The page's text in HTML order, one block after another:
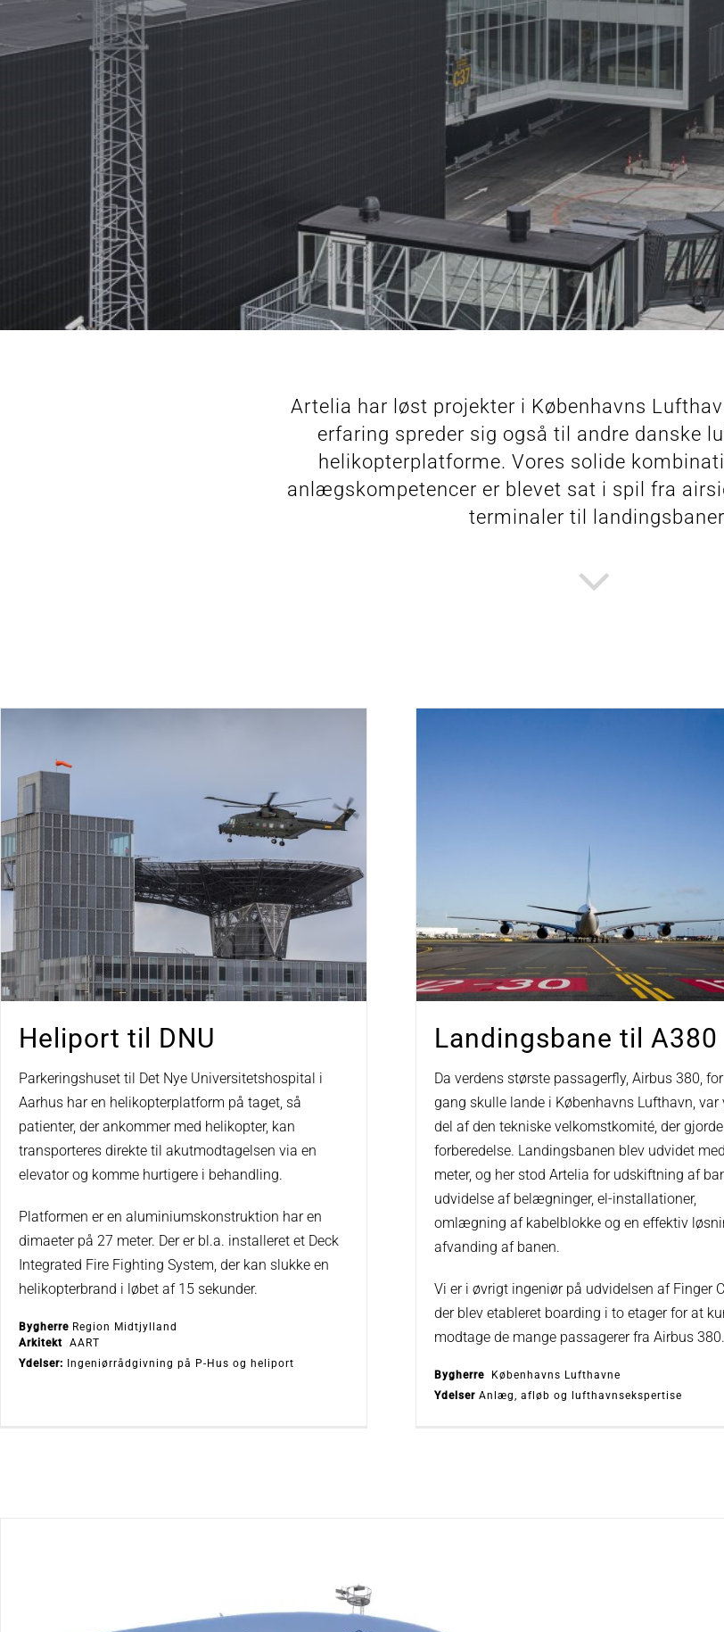
Artelia har løst projekter i Københavns
erfaring spreder sig også til andre danske
helikopterplatforme. Vores solide
anlægskompetencer er blevet sat i spil fra
terminaler til
Heliport til DNU
Parkeringshuset til Det Nye Universitetshospital i
Aarhus har en helikopterplatform på taget, så
patienter, der ankommer med helikopter, kan
transporteres direkte til akutmodtagelsen via en
elevator og komme hurtigere i behandling.
Platformen er en aluminiumskonstruktion har en
dimaeter på 27 meter. Der er bl.a. installeret et Deck
Integrated Fire Fighting System, der kan slukke en
helikopterbrand i løbet af 15 sekunder.
Bygherre Region Midtjylland
Arkitekt AART
Ydelser: Ingeniørrådgivning på P-Hus og heliport
Landingsbane til A380
Da verdens største passagerfly, Airbus 380,
gang skulle lande i Københavns Lufthavn, var
del af den tekniske velkomstkomité, der gjorde
forberedelse. Landingsbanen blev udvidet
meter, og her stod Artelia for udskiftning af
udvidelse af belægninger, el-installationer,
omlægning af kabelblokke og en effektiv
afvanding af banen.
Vi er i øvrigt ingeniør på udvidelsen af Finger
der blev etableret boarding i to etager for at
modtage de mange passagerer fra Airbus 380.
BygherreKøbenhavns Lufthavne
YdelserAnlæg, afløb og lufthavnsekspertise